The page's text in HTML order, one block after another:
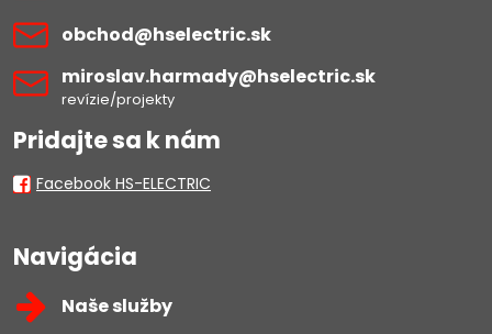
obchod​@hselectric​.sk
miroslav​.harmady​@hselectric​.sk
revízie/projekty
Pridajte sa k nám
Facebook HS-ELECTRIC
Navigácia
Naše služby